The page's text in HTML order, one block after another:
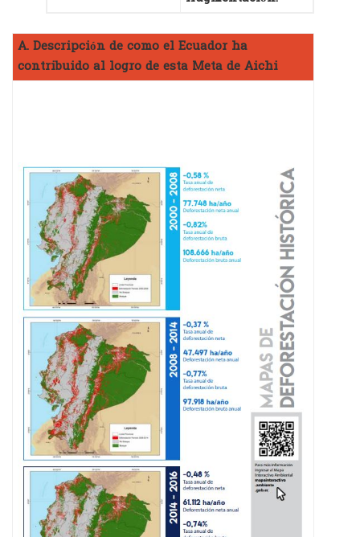
A. Descripción de como el Ecuador ha
contribuido al logro de esta Meta de Aichi